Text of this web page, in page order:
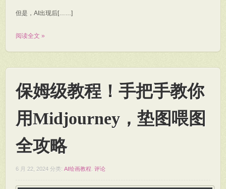
但是，AI出现后[……]
阅读全文 »
保姆级教程！手把手教你
用Midjourney，垫图喂图
全攻略
6 月 22, 2024 分类: AI绘画教程 评论